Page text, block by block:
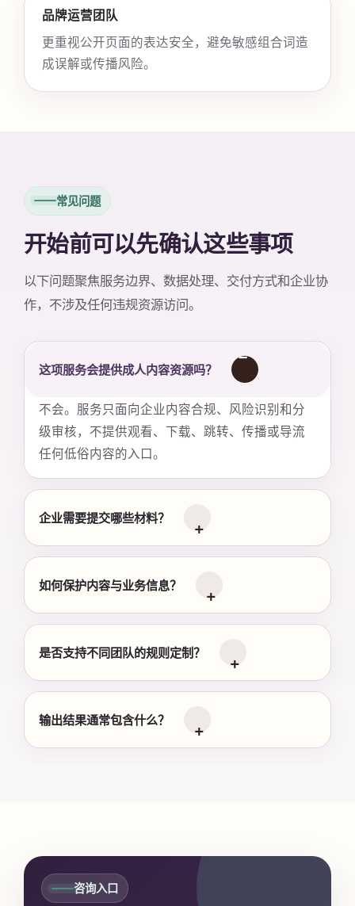
品牌运营团队
更重视公开页面的表达安全，避免敏感组合词造
成误解或传播风险。
常见问题
开始前可以先确认这些事项
以下问题聚焦服务边界、数据处理、交付方式和企业协
作，不涉及任何违规资源访问。
这项服务会提供成人内容资源吗？
不会。服务只面向企业内容合规、风险识别和分
级审核，不提供观看、下载、跳转、传播或导流
任何低俗内容的入口。
企业需要提交哪些材料？
如何保护内容与业务信息？
是否支持不同团队的规则定制？
输出结果通常包含什么？
咨询入口